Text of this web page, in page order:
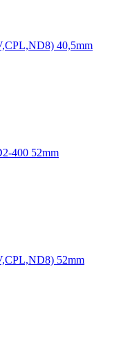
40,5mm
400 52mm
52mm